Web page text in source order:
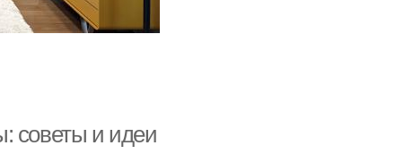
советы и идеи